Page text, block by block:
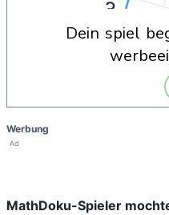
dein spiel beginnt nach dieser
Werbung
Ad
MathDoku-Spieler